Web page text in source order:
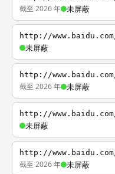
截至 2026 年 未屏蔽
http://www.baidu.com/
未屏蔽
http://www.baidu.com/
截至 2026 年 未屏蔽
http://
未屏蔽
http://
截至 2026 年 未屏蔽